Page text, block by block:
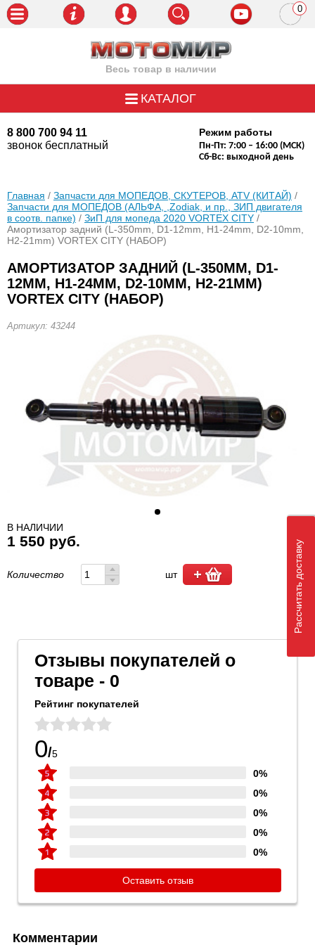
Весь товар в наличии
8 800 700 94 11
звонок бесплатный
Режим работы
Пн-Пт: 7:00 – 16:00 (МСК)
Сб-Вс: выходной день
0
КАТАЛОГ
Главная / Запчасти для МОПЕДОВ, СКУТЕРОВ, ATV (КИТАЙ) /
Запчасти для МОПЕДОВ (АЛЬФА, ,Zodiak, и пр., ЗИП двигателя
в соотв. папке) / ЗиП для мопеда 2020 VORTEX CITY /
Амортизатор задний (L-350mm, D1-12mm, H1-24mm, D2-10mm,
H2-21mm) VORTEX CITY (НАБОР)
АМОРТИЗАТОР ЗАДНИЙ (L-350MM, D1-
12MM, H1-24MM, D2-10MM, H2-21MM)
VORTEX CITY (НАБОР)
Артикул: 43244
В НАЛИЧИИ
1 550 руб.
Количество шт
Отзывы покупателей о
товаре - 0
Рейтинг покупателей
0/5
0%
0%
0%
0%
0%
Оставить отзыв
Комментарии
Рассчитать доставку